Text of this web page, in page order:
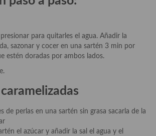
con harina, pizzas, quiches y demás
para quitarles el agua. Añadir la
sazonar y cocer en una sartén 3 min por
estén doradas por ambos lados.
de perlas en una sartén sin grasa sacarla de la
el azúcar y añadir la sal el agua y el